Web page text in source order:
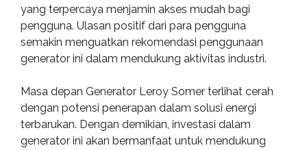
yang terpercaya menjamin akses mudah bagi
pengguna. Ulasan positif dari para pengguna
semakin menguatkan rekomendasi penggunaan
generator ini dalam mendukung aktivitas industri.
Masa depan Generator Leroy Somer terlihat cerah
dengan potensi penerapan dalam solusi energi
terbarukan. Dengan demikian, investasi dalam
generator ini akan bermanfaat untuk mendukung